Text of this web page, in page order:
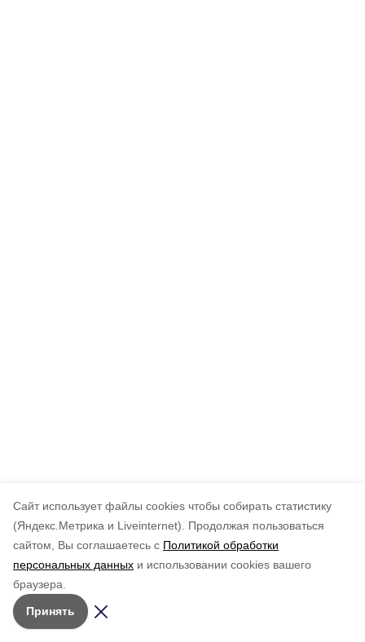
Cайт использует файлы cookies чтобы собирать статистику
(Яндекс.Метрика и Liveinternet).
Продолжая пользоваться
сайтом, Вы соглашаетесь с Политикой обработки
персональных данных и использовании cookies вашего
браузера.
Принять